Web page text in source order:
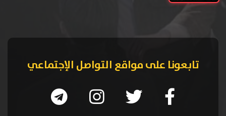
تابعونا على مواقع التواصل الإجتماعي